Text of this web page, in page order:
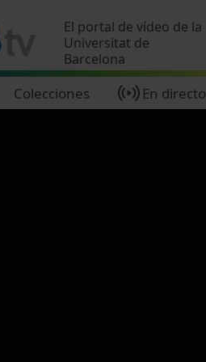
El portal de vídeo de la
Universitat de
Barcelona
Colecciones En directo